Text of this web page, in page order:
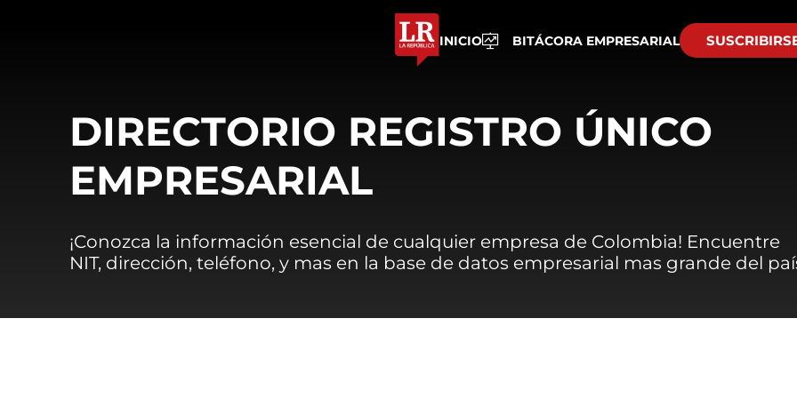
INICIO BITÁCORA EMPRESARIAL
DIRECTORIO REGISTRO ÚNICO
EMPRESARIAL
¡Conozca la información esencial de cualquier empresa de Colombia! Encuentre
NIT, dirección, teléfono, y mas en la base de datos empresarial mas grande del